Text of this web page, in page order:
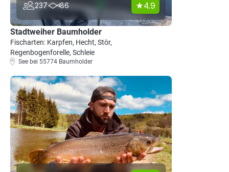
237 86 4.9
Stadtweiher Baumholder
Fischarten: Karpfen, Hecht, Stör,
Regenbogenforelle, Schleie
See bei 55774 Baumholder